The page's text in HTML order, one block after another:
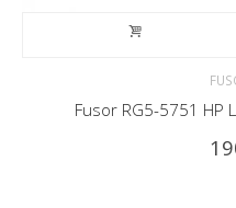
Fusor RG5-5751 HP